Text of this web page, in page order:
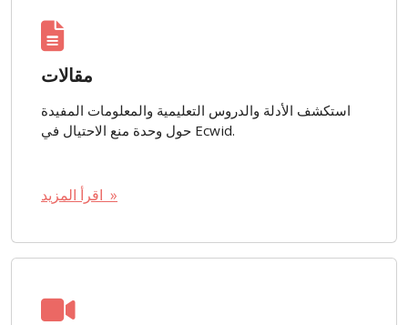
مقالات
استكشف الأدلة والدروس التعليمية والمعلومات المفيدة
حول وحدة منع الاحتيال في Ecwid.
اقرأ المزيد »